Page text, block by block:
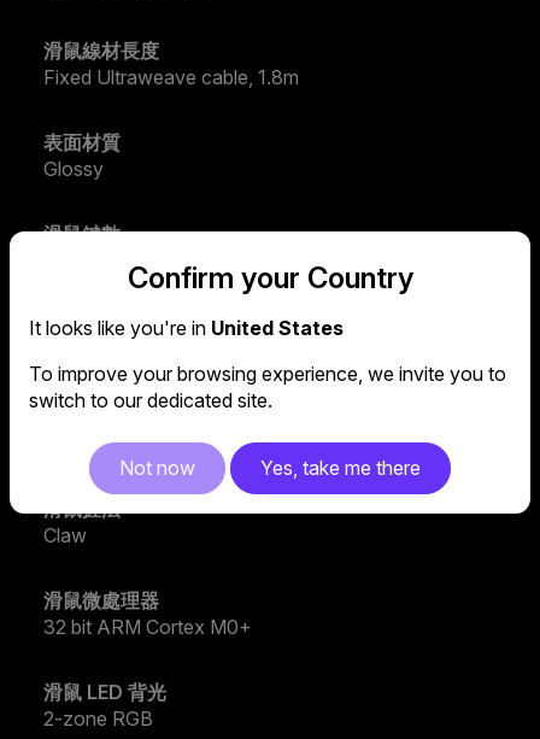
滑鼠線材長度
Fixed Ultraweave cable, 1.8m
表面材質
Glossy
滑鼠鍵數
產品
1000Hz
滑鼠握法
Claw
滑鼠微處理器
32 bit ARM Cortex M0+
滑鼠 LED 背光
2-zone RGB
Confirm your Country
It looks like you're in United States
To improve your browsing experience, we invite you to
switch to our dedicated site.
Not now Yes, take me there